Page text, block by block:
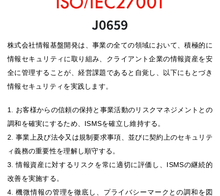
株式会社情報基盤開発は、事業の全ての領域において、積極的に
情報セキュリティに取り組み、クライアント企業の情報資産を安
全に管理することが、経営課題であると自覚し、以下にもとづき
情報セキュリティを実践します。
1. お客様からの信頼の保持と事業活動のリスクマネジメントとの
調和を確実にするため、ISMSを確立し維持する。
2. 事業上及び法令又は規制要求事項、並びに契約上のセキュリテ
ィ義務の重要性を理解し順守する。
3. 情報資産に対するリスクを常に適切に評価し、ISMSの継続的
改善を実施する。
4. 機微情報の管理を徹底し、プライバシーマークとの調和を図